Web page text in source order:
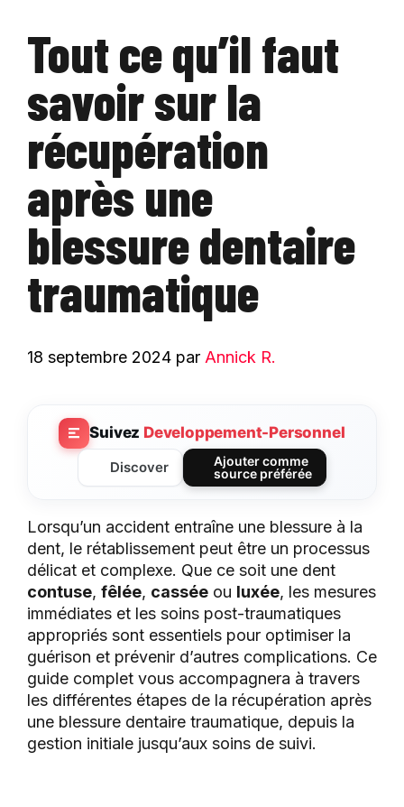
Tout ce qu’il faut
savoir sur la
récupération
après une
blessure dentaire
traumatique
18 septembre 2024 par Annick R.
Suivez Developpement-Personnel
Discover
Ajouter comme
source préférée
Lorsqu’un accident entraîne une blessure à la
dent, le rétablissement peut être un processus
délicat et complexe. Que ce soit une dent
contuse, fêlée, cassée ou luxée, les mesures
immédiates et les soins post-traumatiques
appropriés sont essentiels pour optimiser la
guérison et prévenir d’autres complications. Ce
guide complet vous accompagnera à travers
les différentes étapes de la récupération après
une blessure dentaire traumatique, depuis la
gestion initiale jusqu’aux soins de suivi.